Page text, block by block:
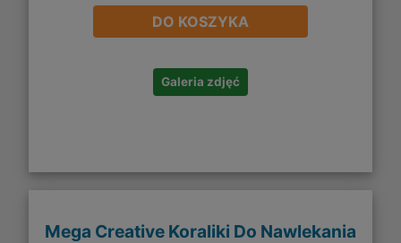
DO KOSZYKA
Galeria zdjęć
Mega Creative Koraliki Do Nawlekania